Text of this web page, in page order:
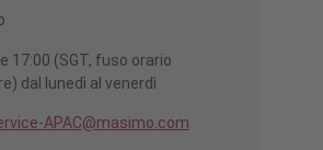
17:00 (SGT, fuso orario
dal lunedì al venerdì
APAC@masimo.com